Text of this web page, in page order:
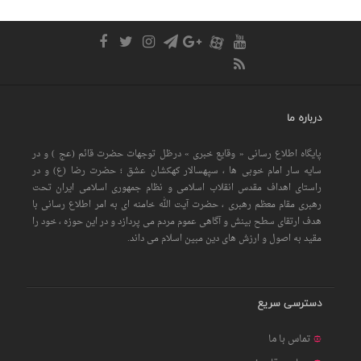
درباره ما
پایگاه اطلاع رسانی « وقایع خبری » درظل توجهات حضرت قائم (عج ) و در
سایه سار امام خوبی ها ، سپهسالار کهکشان عشق ؛ حضرت رضا (ع) و در
راستای اهداف مقدس انقلاب اسلامی و نظام جمهوری اسلامی ایران تحت
رهبری مقام معظم رهبری ، حضرت آیت الله خامنه ای به امر اطلاع رسانی با
هدف ارتقای سطح بینش و آگاهی عموم مردم می پردازد و در این حوزه ، خود را
مقید به اصول و ارزش های دین مبین اسلام می داند.
دسترسی سریع
تماس با ما